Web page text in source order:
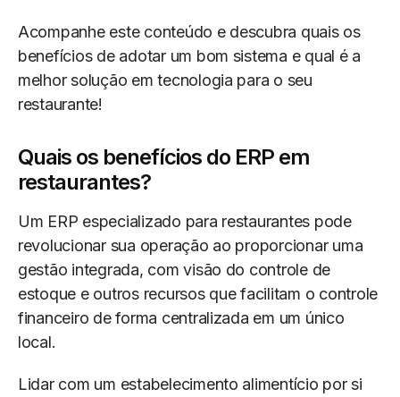
Acompanhe este conteúdo e descubra quais os
benefícios de adotar um bom sistema e qual é a
melhor solução em tecnologia para o seu
restaurante!
Quais os benefícios do ERP em
restaurantes?
Um ERP especializado para restaurantes pode
revolucionar sua operação ao proporcionar uma
gestão integrada, com visão do controle de
estoque e outros recursos que facilitam o controle
financeiro de forma centralizada em um único
local.
Lidar com um estabelecimento alimentício por si